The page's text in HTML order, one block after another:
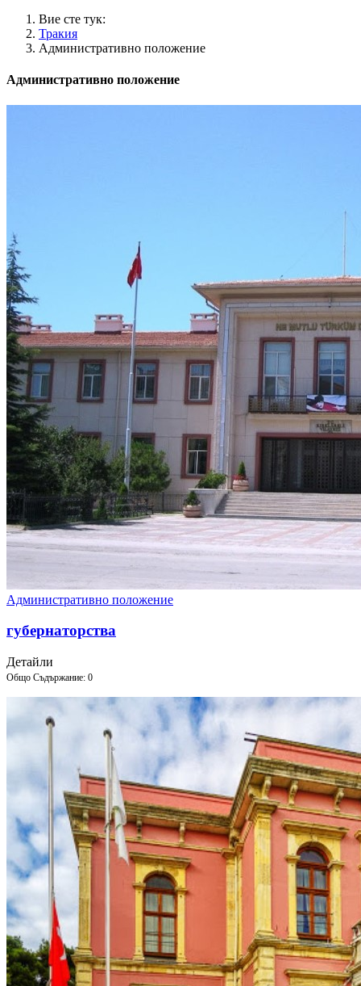
Вие сте тук:
Тракия
Административно положение
Административно положение
Административно положение
губернаторства
Детайли
Общо Съдържание: 0